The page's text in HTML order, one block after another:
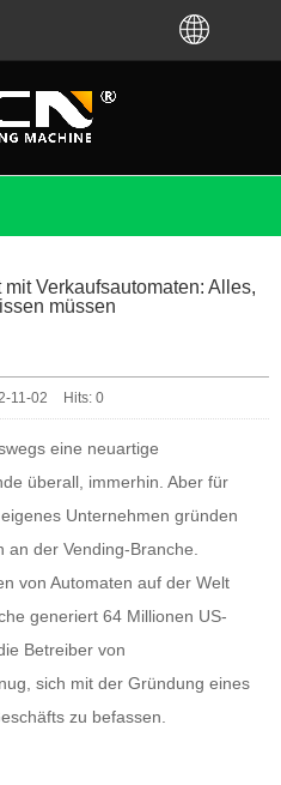
Verkaufsautomaten: Alles,
müssen
11-02 Hits: 0
eine neuartige
überall, immerhin. Aber für
Unternehmen gründen
der Vending-Branche.
von Automaten auf der Welt
generiert 64 Millionen US-
Betreiber von
sich mit der Gründung eines
zu befassen.
für